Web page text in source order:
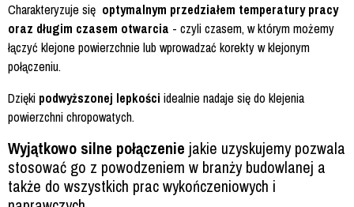
Charakteryzuje się optymalnym przedziałem temperatury pracy
oraz długim czasem otwarcia - czyli czasem, w którym możemy
łączyć klejone powierzchnie lub wprowadzać korekty w klejonym
połączeniu.
Dzięki podwyższonej lepkości idealnie nadaje się do klejenia
powierzchni chropowatych.
Wyjątkowo silne połączenie jakie uzyskujemy pozwala
stosować go z powodzeniem w branży budowlanej a
także do wszystkich prac wykończeniowych i